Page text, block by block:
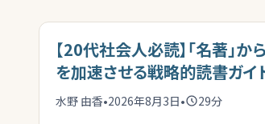
【20代社会人必読】「名著」か
を加速させる戦略的読書ガイ
水野 由香•2026年8月3日• 29分